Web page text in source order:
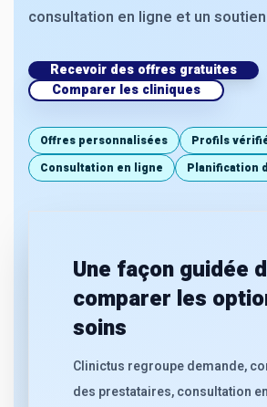
consultation en ligne et un
Recevoir des offres gratuites
Comparer les cliniques
Offres personnalisées
Profils
Consultation en ligne
Planification
Une façon guidée
comparer les
soins
Clinictus regroupe demande,
des prestataires, consultation